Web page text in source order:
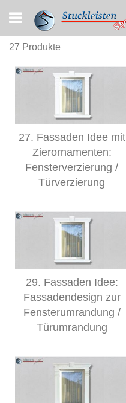
to
Content
27 Produkte
27. Fassaden Idee mit
Zierornamenten:
Fensterverzierung /
Türverzierung
29. Fassaden Idee:
Fassadendesign zur
Fensterumrandung /
Türumrandung